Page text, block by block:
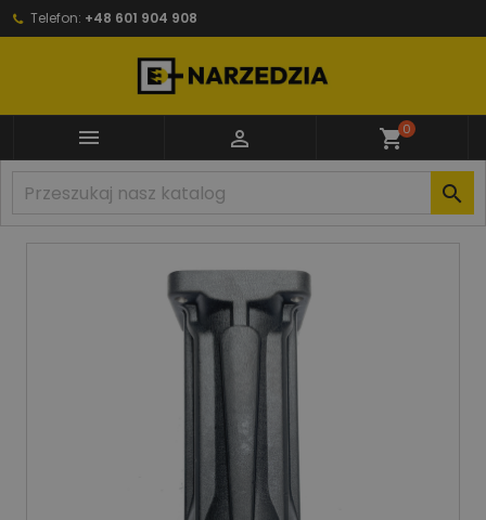
Telefon: +48 601 904 908
  shopping_cart0
